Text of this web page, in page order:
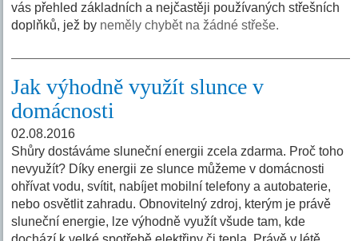
vás přehled základních a nejčastěji používaných střešních
doplňků, jež by neměly chybět na žádné střeše.
Jak výhodně využít slunce v
domácnosti
02.08.2016
Shůry dostáváme sluneční energii zcela zdarma. Proč toho
nevyužít? Díky energii ze slunce můžeme v domácnosti
ohřívat vodu, svítit, nabíjet mobilní telefony a autobaterie,
nebo osvětlit zahradu. Obnovitelný zdroj, kterým je právě
sluneční energie, lze výhodně využít všude tam, kde